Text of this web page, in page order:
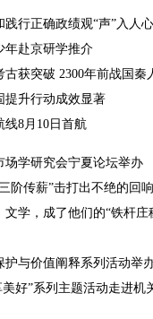
行正确政绩观“声”入人心
年赴京研学推介
获突破 2300年前战国秦
提升行动成效显著
线8月10日首航
场学研究会宁夏论坛举办
阶传薪”击打出不绝的回响
文学，成了他们的“铁杆
护与价值阐释系列活动举
好”系列主题活动走进机